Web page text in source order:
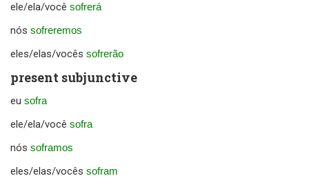
ele/ela/você sofrerá
nós sofreremos
eles/elas/vocês sofrerão
present subjunctive
eu sofra
ele/ela/você sofra
nós soframos
eles/elas/vocês sofram